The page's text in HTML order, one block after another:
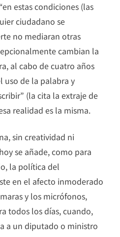
estas condiciones (las
ciudadano se
no mediaran otras
cambian la
al cabo de cuatro años
uso de la palabra y
(la cita la extraje de
realidad es la misma.
sin creatividad ni
se añade, como para
la política del
en el afecto inmoderado
y los micrófonos,
todos los días, cuando,
a un diputado o ministro